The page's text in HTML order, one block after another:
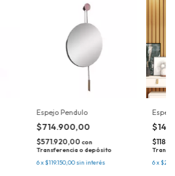
Espejo Pendulo
$714.900,00
$571.920,00 con
Transferencia o depósito
6x$119.150,00sin interés
6x